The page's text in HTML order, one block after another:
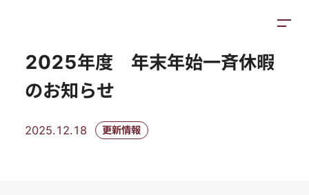
2025年度 年末年始一斉休暇
のお知らせ
2025.12.18 更新情報